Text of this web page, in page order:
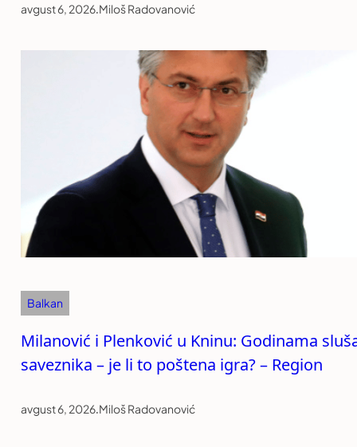
avgust 6, 2026.Miloš Radovanović
Balkan
Milanović i Plenković u Kninu: Godinama
saveznika – je li to poštena igra? – Region
avgust 6, 2026.Miloš Radovanović